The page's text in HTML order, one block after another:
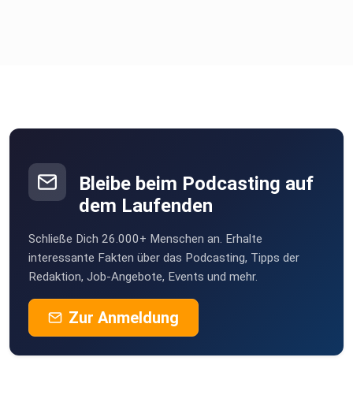
Bleibe beim Podcasting auf
dem Laufenden
Schließe Dich 26.000+ Menschen an. Erhalte
interessante Fakten über das Podcasting, Tipps der
Redaktion, Job-Angebote, Events und mehr.
Zur Anmeldung